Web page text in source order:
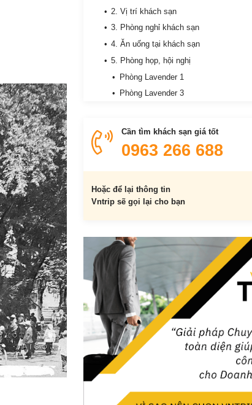
2. Vị trí khách sạn
3. Phòng nghỉ khách sạn
4. Ăn uống tại khách sạn
5. Phòng họp, hội nghị
Phòng Lavender 1
Phòng Lavender 3
Đại sảnh A
Đại sảnh B
Hội trường lớn
6. Các dịch vụ khách
Grand Club
Câu lạc bộ sức khỏe, phòng tập gym
Cần tìm khách sạn giá tốt
0963 266 688
Hoặc để lại thông tin
Vntrip sẽ gọi lại cho bạn